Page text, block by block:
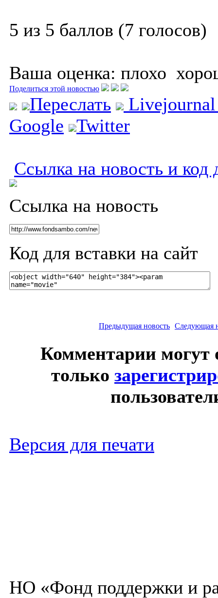
5 из 5 баллов (7 голосов)
Ваша оценка: плохо
Поделиться этой новостью
Переслать
Google
Twitter
Ссылка на новость и код
Ссылка на новость
Код для вставки на сайт
Предыдущая новость Следующая
Комментарии могут
только
Версия для печати
НО «Фонд поддержки и